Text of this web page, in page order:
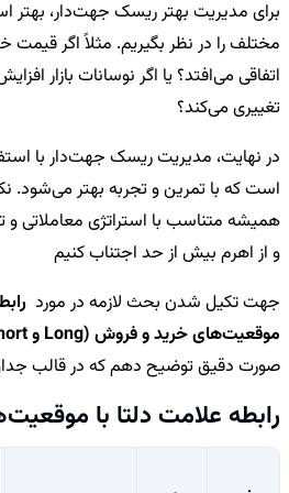
برای مدیریت بهتر ریسک جهت‌دار، بهتر
مختلف را در نظر بگیریم. مثلاً اگر قیمت
اتفاقی می‌افتد؟ یا اگر نوسانات بازار
تغییری می‌کند؟
در نهایت، مدیریت ریسک جهت‌دار با
است که با تمرین و تجربه بهتر می‌شود.
همیشه متناسب با استراتژی معاملاتی
و از اهرم بیش از حد اجتناب کنیم
جهت تکیل شدن بحث لازمه در مورد
موقعیت‌های خرید و فروش (Long و Short)
صورت دقیق توضیح دهم که در قالب
رابطه علامت دلتا با